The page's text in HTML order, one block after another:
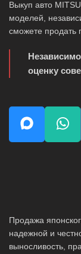
Выкуп авто
моделей,
сможете продать
оценку
Продажа
надежной и
выносливость,